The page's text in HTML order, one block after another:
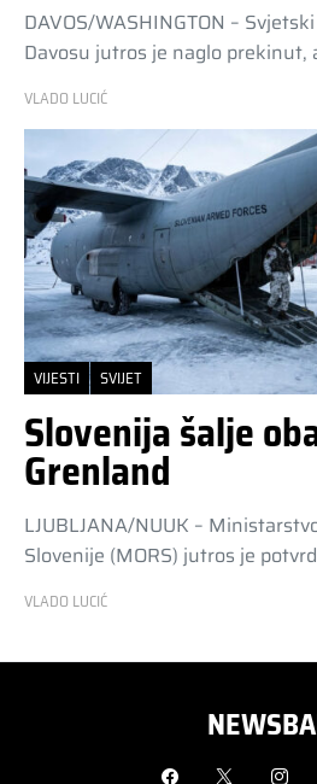
DAVOS/WASHINGTON –
Davosu jutros je naglo prekinut,
VLADO LUCIĆ
VIJESTI SVIJET
Slovenija šalje
Grenland
LJUBLJANA/NUUK –
Slovenije (MORS) jutros je
VLADO LUCIĆ